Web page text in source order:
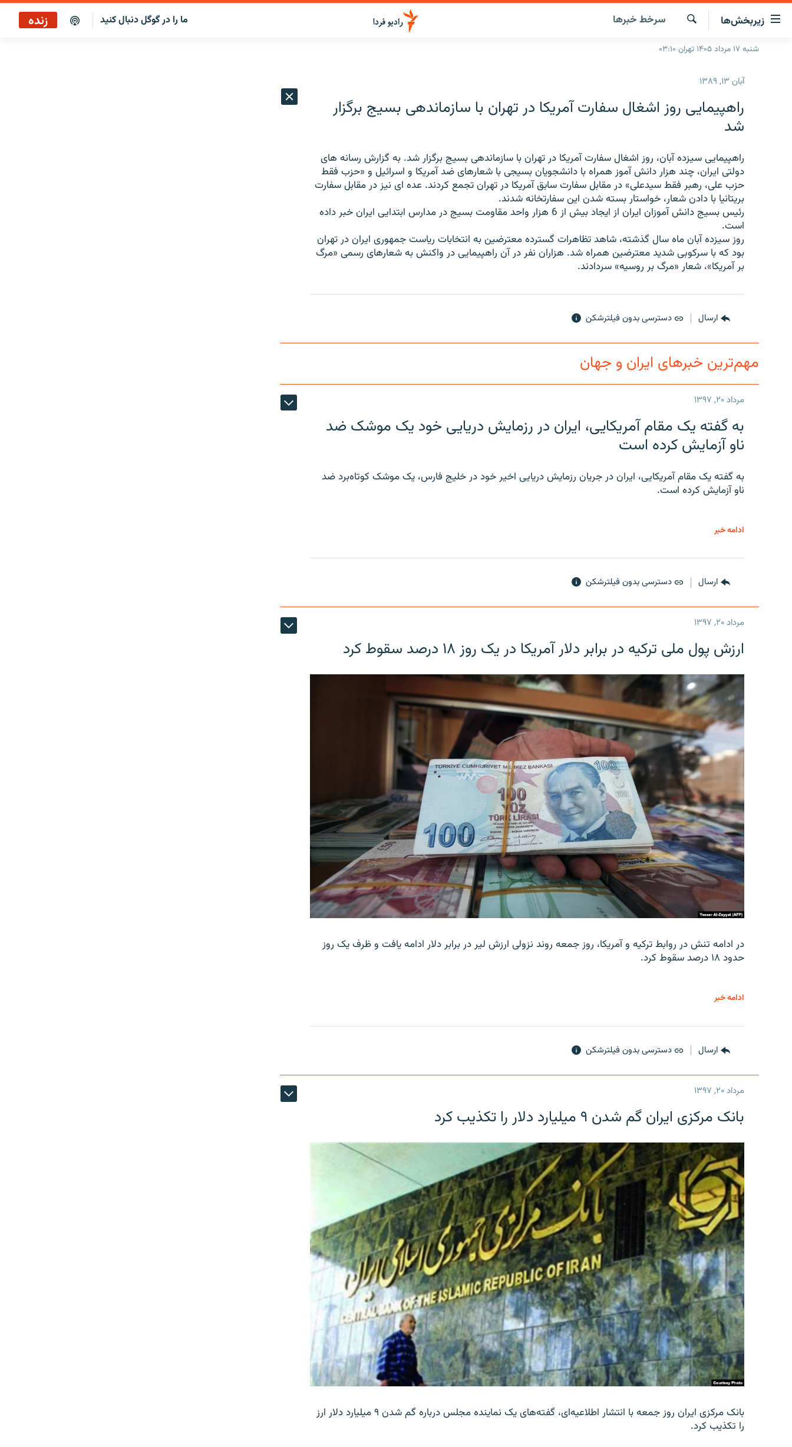
لینک‌های
قابلیت
دسترسی
زیربخش‌ها
صفحه اصلی
برنامه‌های رادیویی
فرکانس‌ها
چندرسانه‌ای
گزارش‌های تصویری
گزارش‌های ویدئویی
جستجو
سرخط‌ خبرها ما را در گوگل دنبال کنید زنده
شنبه ۱۷ مرداد ۱۴۰۵ تهران ۰۳:۱۰
آبان ۱۳, ۱۳۸۹
راهپیمایی روز اشغال سفارت آمریکا در تهران با سازماندهی بسیج برگزار
شد
راهپیمایی سیزده آبان، روز اشغال سفارت آمریکا در تهران با سازماندهی بسیج برگزار شد. به گزارش رسانه های
دولتی ایران، چند هزار دانش آموز همراه با دانشجویان بسیجی با شعارهای ضد آمریکا و اسرائیل و «حزب فقط
حزب علی، رهبر فقط سیدعلی» در مقابل سفارت سابق آمریکا در تهران تجمع کردند. عده ای نیز در مقابل سفارت
بریتانیا با دادن شعار، خواستار بسته شدن این سفارتخانه شدند.
رئیس بسیج دانش آموزان ایران از ایجاد بیش از 6 هزار واحد مقاومت بسیج در مدارس ابتدایی ایران خبر داده
است.
روز سیزده آبان ماه سال گذشته، شاهد تظاهرات گسترده معترضین به انتخابات ریاست جمهوری ایران در تهران
بود که با سرکوبی شدید معترضین همراه شد. هزاران نفر در آن راهپیمایی در واکنش به شعارهای رسمی «مرگ
بر آمریکا»، شعار «مرگ بر روسیه» سردادند.
ارسال دسترسی بدون فیلترشکن
مهم‌ترین خبرهای ایران و جهان
مرداد ۲۰, ۱۳۹۷
به گفته یک مقام آمریکایی، ایران در رزمایش دریایی خود یک موشک ضد
ناو آزمایش کرده است
به گفته یک مقام آمریکایی، ایران در جریان رزمایش دریایی اخیر خود در خلیج فارس، یک موشک کوتاه‌برد ضد
ناو آزمایش کرده است.
ادامه خبر
ارسال دسترسی بدون فیلترشکن
مرداد ۲۰, ۱۳۹۷
ارزش پول ملی ترکیه در برابر دلار آمریکا در یک روز ۱۸ درصد سقوط کرد
در ادامه تنش در روابط ترکیه و آمریکا، روز جمعه روند نزولی ارزش لیر در برابر دلار ادامه یافت و ظرف یک روز
حدود ۱۸ درصد سقوط کرد.
ادامه خبر
ارسال دسترسی بدون فیلترشکن
مرداد ۲۰, ۱۳۹۷
بانک مرکزی ایران گم شدن ۹ میلیارد دلار را تکذیب کرد
بانک مرکزی ایران روز جمعه با انتشار اطلاعیه‌ای، گفته‌های یک نماینده مجلس درباره گم شدن ۹ میلیارد دلار ارز
را تکذیب کرد.